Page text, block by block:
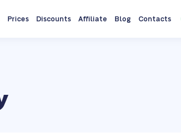
Prices Discounts Affiliate Blog Contacts